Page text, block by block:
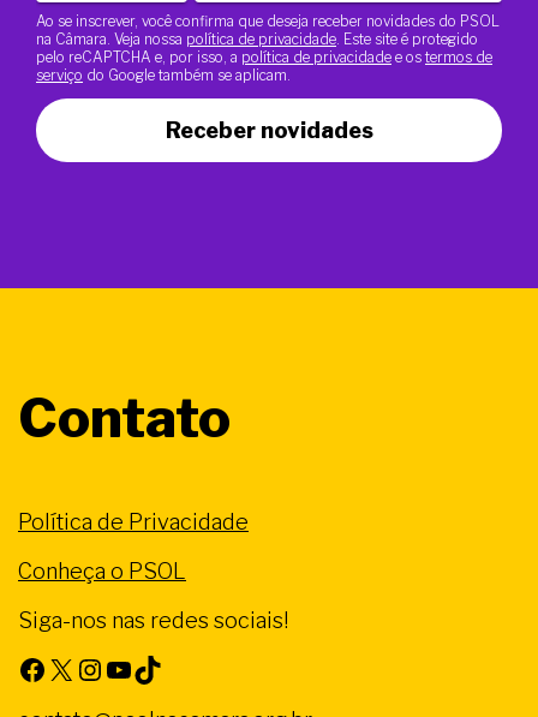
Ao se inscrever, você confirma que deseja receber novidades do PSOL
na Câmara. Veja nossa política de privacidade. Este site é protegido
pelo reCAPTCHA e, por isso, a política de privacidade e os termos de
serviço do Google também se aplicam.
Receber novidades
Contato
Política de Privacidade
Conheça o PSOL
Siga-nos nas redes sociais!
Facebook X Instagram Youtube TikTok